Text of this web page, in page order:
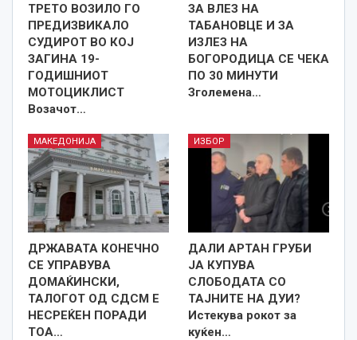
ТРЕТО ВОЗИЛО ГО
ПРЕДИЗВИКАЛО
СУДИРОТ ВО КОЈ
ЗАГИНА 19-
ГОДИШНИОТ
МОТОЦИКЛИСТ
Возачот…
ЗА ВЛЕЗ НА
ТАБАНОВЦЕ И ЗА
ИЗЛЕЗ НА
БОГОРОДИЦА СЕ ЧЕКА
ПО 30 МИНУТИ
Зголемена…
МАКЕДОНИЈА
ДРЖАВАТА КОНЕЧНО
СЕ УПРАВУВА
ДОМАЌИНСКИ,
ТАЛОГОТ ОД СДСМ Е
НЕСРЕЌЕН ПОРАДИ
ТОА…
ИЗБОР
ДАЛИ АРТАН ГРУБИ
ЈА КУПУВА
СЛОБОДАТА СО
ТАЈНИТЕ НА ДУИ?
Истекува рокот за
куќен…